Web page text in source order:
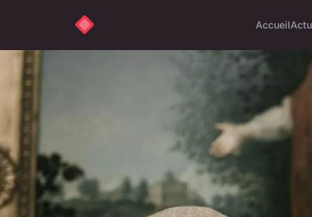
AccueilActu